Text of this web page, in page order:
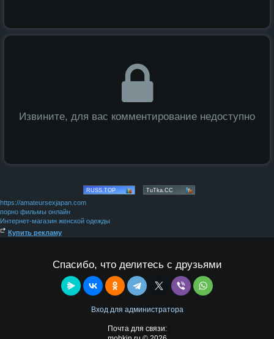
Извините, для вас комментирование недоступно
https://amateursexjapan.com
порно фильмы онлайн
Интернет-магазин женской одежды
Купить рекламу
Спасибо, что делитесь с друзьями
Вход для администратора
Почта для связи: